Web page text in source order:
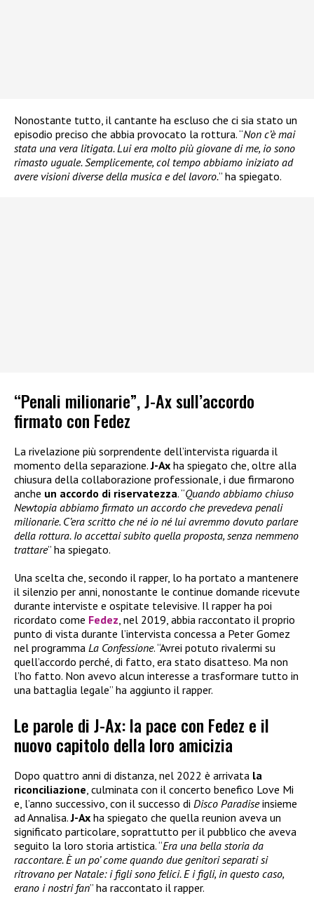
Nonostante tutto, il cantante ha escluso che ci sia stato un
episodio preciso che abbia provocato la rottura. “Non c’è mai
stata una vera litigata. Lui era molto più giovane di me, io sono
rimasto uguale. Semplicemente, col tempo abbiamo iniziato ad
avere visioni diverse della musica e del lavoro.” ha spiegato.
“Penali milionarie”, J-Ax sull’accordo
firmato con Fedez
La rivelazione più sorprendente dell’intervista riguarda il
momento della separazione.J-Ax ha spiegato che, oltre alla
chiusura della collaborazione professionale, i due firmarono
anche un accordo di riservatezza. “Quando abbiamo chiuso
Newtopia abbiamo firmato un accordo che prevedeva penali
milionarie. C’era scritto che né io né lui avremmo dovuto parlare
della rottura. Io accettai subito quella proposta, senza nemmeno
trattare” ha spiegato.
Una scelta che, secondo il rapper, lo ha portato a mantenere
il silenzio per anni, nonostante le continue domande ricevute
durante interviste e ospitate televisive. Il rapper ha poi
ricordato come Fedez, nel 2019, abbia raccontato il proprio
punto di vista durante l’intervista concessa a Peter Gomez
nel programma La Confessione. “Avrei potuto rivalermi su
quell’accordo perché, di fatto, era stato disatteso. Ma non
l’ho fatto. Non avevo alcun interesse a trasformare tutto in
una battaglia legale” ha aggiunto il rapper.
Le parole di J-Ax: la pace con Fedez e il
nuovo capitolo della loro amicizia
Dopo quattro anni di distanza, nel 2022 è arrivata la
riconciliazione, culminata con il concerto benefico Love Mi
e, l’anno successivo, con il successo di Disco Paradiseinsieme
ad Annalisa.J-Ax ha spiegato che quella reunion aveva un
significato particolare, soprattutto per il pubblico che aveva
seguito la loro storia artistica. “Era una bella storia da
raccontare. È un po’ come quando due genitori separati si
ritrovano per Natale: i figli sono felici. E i figli, in questo caso,
erano i nostri fan” ha raccontato il rapper.